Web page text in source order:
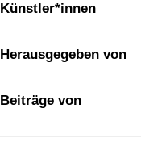
Künstler*innen
Herausgegeben von
Beiträge von